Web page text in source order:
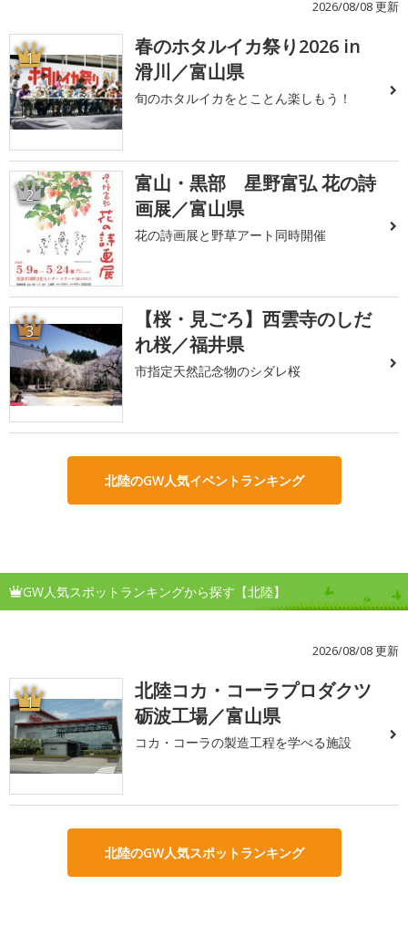
2026/08/08 更新
1
春のホタルイカ祭り2026 in
滑川／富山県
旬のホタルイカをとことん楽しもう！
2
富山・黒部 星野富弘 花の詩
画展／富山県
花の詩画展と野草アート同時開催
3
【桜・見ごろ】西雲寺のしだ
れ桜／福井県
市指定天然記念物のシダレ桜
北陸のGW人気イベントランキング
GW人気スポットランキングから探す【北陸】
2026/08/08 更新
1
北陸コカ・コーラプロダクツ
砺波工場／富山県
コカ・コーラの製造工程を学べる施設
北陸のGW人気スポットランキング